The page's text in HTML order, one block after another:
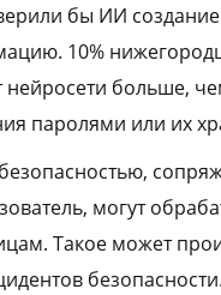
бы ИИ
10%
больше,
паролями или их
могут
Такое может
безопасности.